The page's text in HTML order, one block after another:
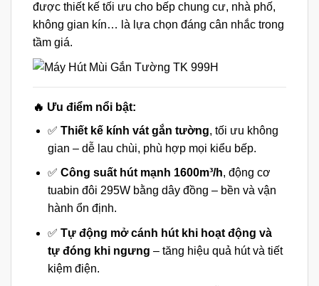
được thiết kế tối ưu cho bếp chung cư, nhà phố,
không gian kín… là lựa chọn đáng cân nhắc trong
tầm giá.
🔥 Ưu điểm nổi bật:
✅ Thiết kế kính vát gắn tường, tối ưu không
gian – dễ lau chùi, phù hợp mọi kiểu bếp.
✅ Công suất hút mạnh 1600m³/h, động cơ
tuabin đôi 295W bằng dây đồng – bền và vận
hành ổn định.
✅ Tự động mở cánh hút khi hoạt động và
tự đóng khi ngưng – tăng hiệu quả hút và tiết
kiệm điện.